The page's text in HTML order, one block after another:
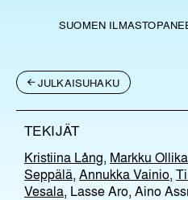
SUOMEN
JULKAISUHAKU
TEKIJÄT
Kristiina Lång, Markku
Seppälä, Annukka Vainio,
Vesala, Lasse Aro, Aino